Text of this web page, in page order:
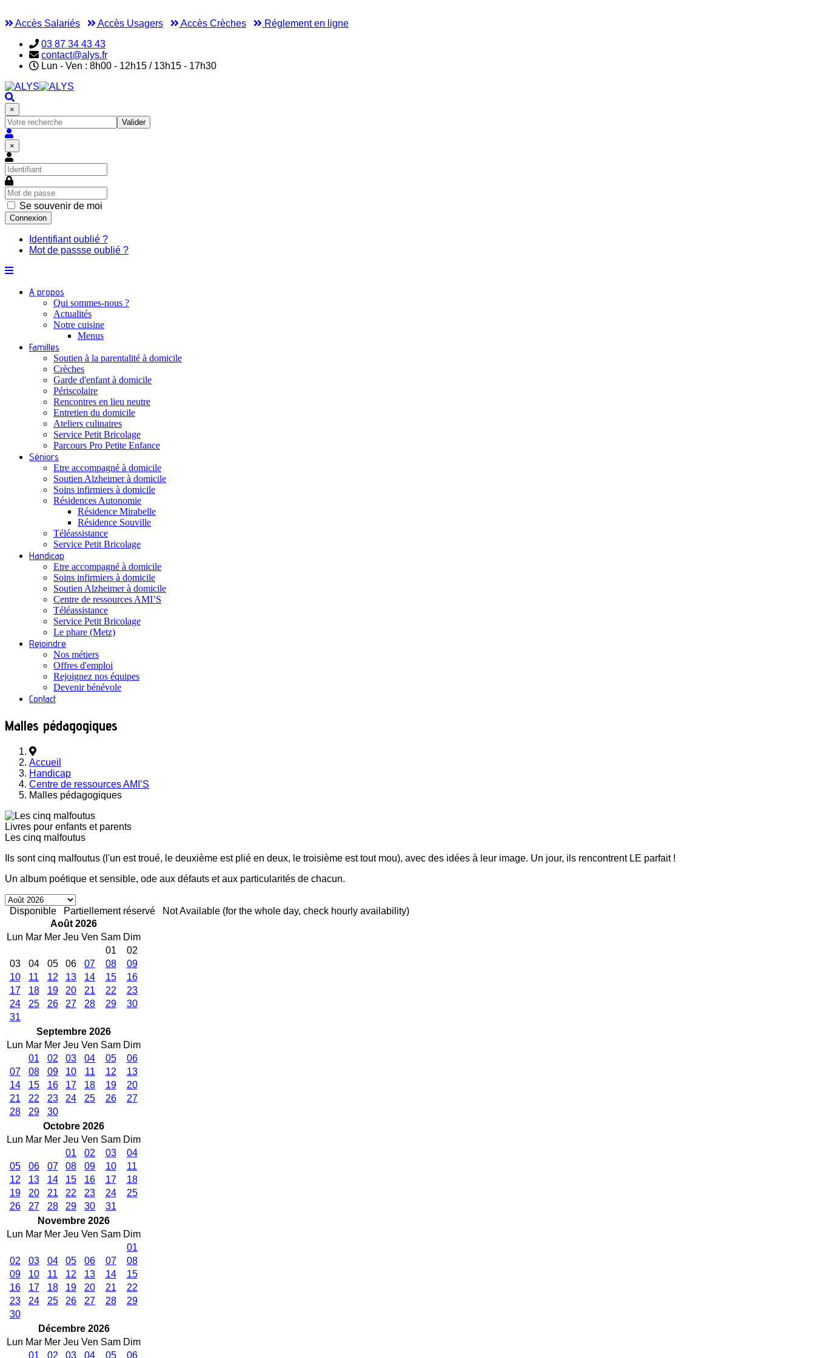
Accès Salariés Accès Usagers Accès Crèches
Réglement en ligne
03 87 34 43 43
contact@alys.fr
Lun - Ven : 8h00 - 12h15 / 13h15 - 17h30
×
Valider
×
Se souvenir de moi
Connexion
Identifiant oublié ?
Mot de passse oublié ?
A propos
Qui sommes-nous ?
Actualités
Notre cuisine
Menus
Familles
Soutien à la parentalité à domicile
Crèches
Garde d'enfant à domicile
Périscolaire
Rencontres en lieu neutre
Entretien du domicile
Ateliers culinaires
Service Petit Bricolage
Parcours Pro Petite Enfance
Séniors
Etre accompagné à domicile
Soutien Alzheimer à domicile
Soins infirmiers à domicile
Résidences Autonomie
Résidence Mirabelle
Résidence Souville
Téléassistance
Service Petit Bricolage
Handicap
Etre accompagné à domicile
Soins infirmiers à domicile
Soutien Alzheimer à domicile
Centre de ressources AMI’S
Téléassistance
Service Petit Bricolage
Le phare (Metz)
Rejoindre
Nos métiers
Offres d'emploi
Rejoignez nos équipes
Devenir bénévole
Contact
Malles pédagogiques
Accueil
Handicap
Centre de ressources AMI’S
Malles pédagogiques
Livres pour enfants et parents
Les cinq malfoutus
Ils sont cinq malfoutus (l'un est troué, le deuxième est plié en deux, le troisième est tout mou), avec des idées à leur image. Un jour, ils rencontrent LE parfait !
Un album poétique et sensible, ode aux défauts et aux particularités de chacun.
Disponible Partiellement réservé
Not Available (for the whole day, check hourly availability)
Août 2026
Lun Mar Mer Jeu Ven Sam Dim
01
02
03
04 05 06 07 08
09
10
11 12 13 14 15
16
17
18 19 20 21 22
23
24
25 26 27 28 29
30
31
Septembre 2026
Lun Mar Mer Jeu Ven Sam Dim
01
02 03 04 05
06
07
08 09 10 11 12
13
14
15 16 17 18 19
20
21
22 23 24 25 26
27
28
29
30
Octobre 2026
Lun Mar Mer Jeu Ven Sam Dim
01
02 03
04
05
06 07 08 09 10
11
12
13 14 15 16 17
18
19
20 21 22 23 24
25
26
27 28 29 30
31
Novembre 2026
Lun Mar Mer Jeu Ven Sam Dim
01
02
03 04 05 06 07
08
09
10 11 12 13 14
15
16
17 18 19 20 21
22
23
24 25 26 27 28
29
30
Décembre 2026
Lun Mar Mer Jeu Ven Sam Dim
01
02 03 04 05
06